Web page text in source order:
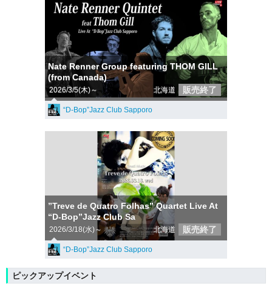
Nate Renner Group featuring THOM GILL
(from Canada)
2026/3/5(木)～ 北海道 販売終了
“D-Bop”Jazz Club Sapporo
”Treve de Quatro Folhas” Quartet Live At
“D-Bop”Jazz Club Sa
2026/3/18(水)～ 北海道 販売終了
“D-Bop”Jazz Club Sapporo
ピックアップイベント